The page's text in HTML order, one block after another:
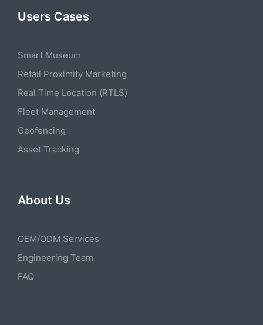
Users Cases
Smart Museum
Retail Proximity Marketing
Real Time Location (RTLS)
Fleet Management
Geofencing
Asset Tracking
About Us
OEM/ODM Services
Engineering Team
FAQ